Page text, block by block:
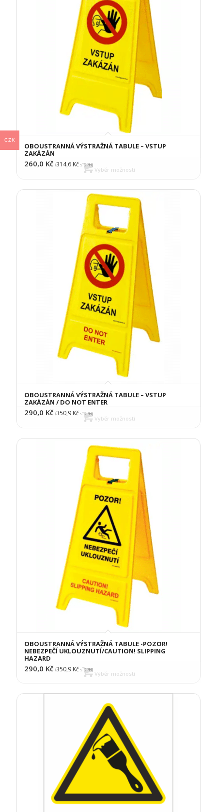
OBOUSTRANNÁ VÝSTRAŽNÁ TABULE – VSTUP
ZAKÁZÁN
260,0 Kč (314,6Kčs DPH)
Výběr možností
OBOUSTRANNÁ VÝSTRAŽNÁ TABULE – VSTUP
ZAKÁZÁN / DO NOT ENTER
290,0 Kč (350,9Kčs DPH)
Výběr možností
OBOUSTRANNÁ VÝSTRAŽNÁ TABULE -POZOR!
NEBEZPEČÍ UKLOUZNUTÍ/CAUTION! SLIPPING
HAZARD
290,0 Kč (350,9Kčs DPH)
Výběr možností
CZK